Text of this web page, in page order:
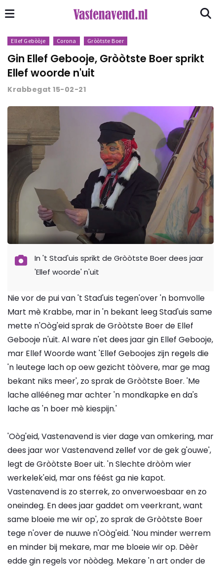
Ellef Gebòòje Corona Gròòtste Boer
Gin Ellef Gebooje, Gròòtste Boer sprikt
Ellef woorde n'uit
Krabbegat 15-02-21
In 't Stad'uis sprikt de Gròòtste Boer dees jaar
'Ellef woorde' n'uit
Nie vor de pui van 't Stad'uis tegen'over 'n bomvolle
Mart mè Krabbe, mar in 'n bekant leeg Stad'uis same
mette n'Oòg'eid sprak de Gròòtste Boer de Ellef
Gebooje n'uit. Al ware n'et dees jaar gin Ellef Gebooje,
mar Ellef Woorde want 'Ellef Geboojes zijn regels die
'n leutege lach op oew gezicht tòòvere, mar ge mag
bekant niks meer', zo sprak de Gròòtste Boer. 'Me
lache allééneg mar achter 'n mondkapke en da's
lache as 'n boer mè kiespijn.'
'Oòg'eid, Vastenavend is vier dage van omkering, mar
dees jaar wor Vastenavend zellef vor de gek g'ouwe',
legt de Gròòtste Boer uit. 'n Slechte dròòm wier
werkelek'eid, mar ons féést ga nie kapot.
Vastenavend is zo sterrek, zo onverwoesbaar en zo
oneindeg. En dees jaar gaddet om veerkrant, want
same bloeie me wir op', zo sprak de Gròòtste Boer
tege n'over de nuuwe n'Oòg'eid. 'Nou minder werrem
en minder bij mekare, mar me bloeie wir op. Dèèr
edde gin regels vor nòòdeg. Mekare 'n art onder de